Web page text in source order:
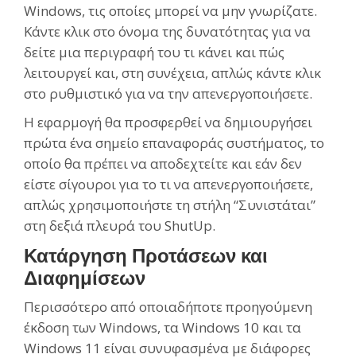
Windows, τις οποίες μπορεί να μην γνωρίζατε.
Κάντε κλικ στο όνομα της δυνατότητας για να
δείτε μια περιγραφή του τι κάνει και πώς
λειτουργεί και, στη συνέχεια, απλώς κάντε κλικ
στο ρυθμιστικό για να την απενεργοποιήσετε.
Η εφαρμογή θα προσφερθεί να δημιουργήσει
πρώτα ένα σημείο επαναφοράς συστήματος, το
οποίο θα πρέπει να αποδεχτείτε και εάν δεν
είστε σίγουροι για το τι να απενεργοποιήσετε,
απλώς χρησιμοποιήστε τη στήλη “Συνιστάται”
στη δεξιά πλευρά του ShutUp.
Κατάργηση Προτάσεων και
Διαφημίσεων
Περισσότερο από οποιαδήποτε προηγούμενη
έκδοση των Windows, τα Windows 10 και τα
Windows 11 είναι συνυφασμένα με διάφορες